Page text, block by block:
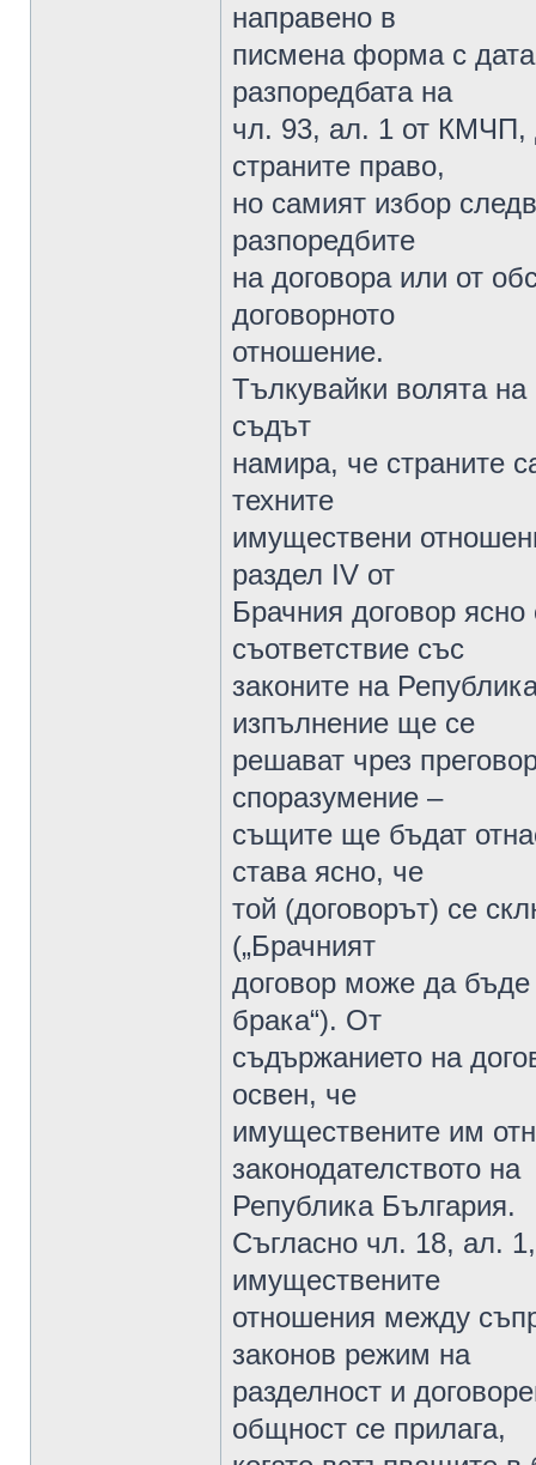
направено в
писмена форма с дата
разпоредбата на
чл. 93, ал. 1 от КМЧП,
страните право,
но самият избор
разпоредбите
на договора или от
договорното
отношение.
Тълкувайки волята на
съдът
намира, че страните
техните
имуществени
раздел IV от
Брачния договор
съответствие със
законите на
изпълнение ще се
решават чрез
споразумение –
същите ще бъдат
става ясно, че
той (договорът) се
(„Брачният
договор може да
брака“). От
съдържанието на
освен, че
имуществените им
законодателството на
Република България.
Съгласно чл. 18, ал.
имуществените
отношения между
законов режим на
разделност и
общност се прилага,